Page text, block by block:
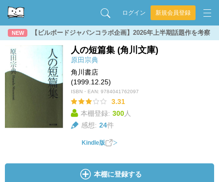
ログイン 新規会員登録
NEW 【ビルボードジャパンコラボ企画】2026年上半期話題作を考察
人の短篇集 (角川文庫)
原田宗典
角川書店
(1999.12.25)
ISBN・EAN: 9784041762097
3.31
本棚登録: 300人
感想: 24件
Kindle版
本棚に登録する